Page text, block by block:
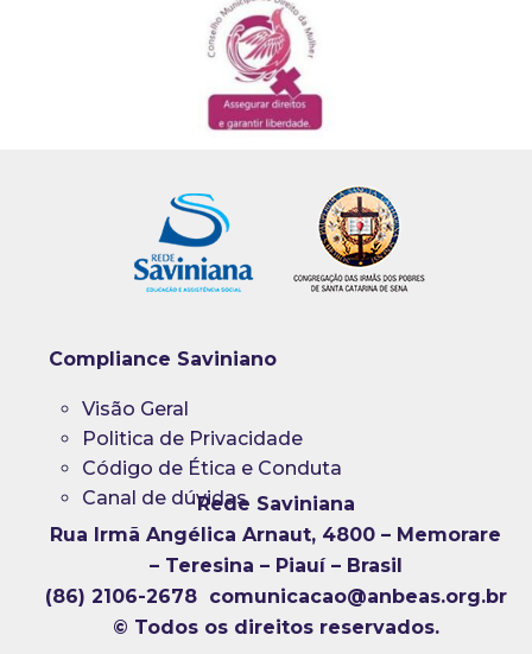
Compliance Saviniano
Visão Geral
Politica de Privacidade
Código de Ética e Conduta
Canal de dúvidasRede Saviniana
Rua Irmã Angélica Arnaut, 4800 – Memorare
– Teresina – Piauí – Brasil
(86) 2106-2678 comunicacao@anbeas.org.br
© Todos os direitos reservados.